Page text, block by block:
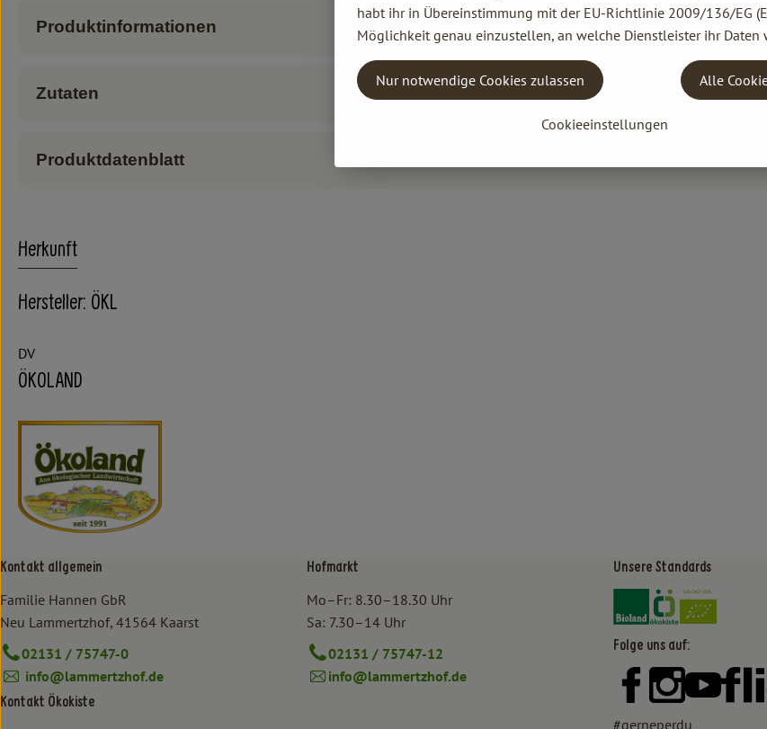
Produktinformationen
Zutaten
Produktdatenblatt
Herkunft
Hersteller: ÖKL
DV
ÖKOLAND
Kontakt allgemein
Familie Hannen GbR
Neu Lammertzhof, 41564 Kaarst
02131 / 75747-0
info@lammertzhof.de
Kontakt Ökokiste
Hofmarkt
Mo–Fr: 8.30–18.30 Uhr
Sa: 7.30–14 Uhr
02131 / 75747-12
info@lammertzhof.de
Unsere Standards
Externer Link zu
Externer Link
Folge uns auf:
Externer Link zu
Externer
#gerneperdu
habt ihr in Übereinstimmung mit der EU-Richtlinie 2009/136/EG
Möglichkeit genau einzustellen, an welche Dienstleister ihr Daten
Cookieeinstellungen
Nur notwendige Cookies zulassen Alle